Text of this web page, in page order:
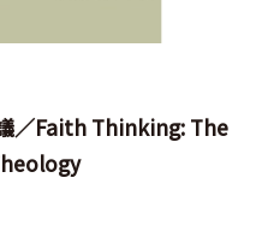
／Faith Thinking: The